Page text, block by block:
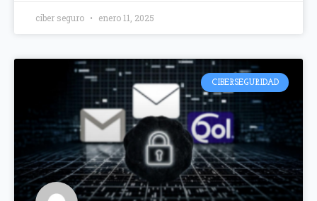
ciber seguro enero 11, 2025
CIBERSEGURIDAD